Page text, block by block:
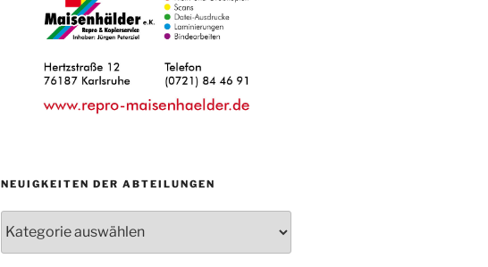
NEUIGKEITEN DER ABTEILUNGEN
der
Abteilungen